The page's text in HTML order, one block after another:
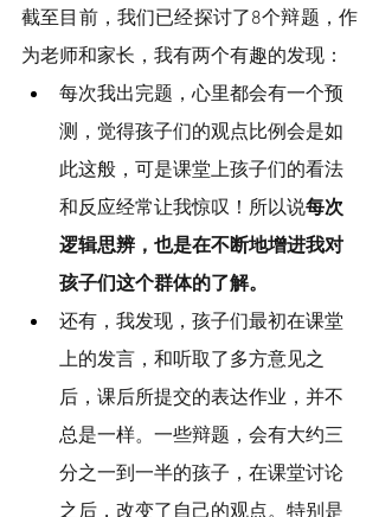
截至目前，我们已经探讨了8个辩题，作
为老师和家长，我有两个有趣的发现：
每次我出完题，心里都会有一个预
测，觉得孩子们的观点比例会是如
此这般，可是课堂上孩子们的看法
和反应经常让我惊叹！所以说每次
逻辑思辨，也是在不断地增进我对
孩子们这个群体的了解。
还有，我发现，孩子们最初在课堂
上的发言，和听取了多方意见之
后，课后所提交的表达作业，并不
总是一样。一些辩题，会有大约三
分之一到一半的孩子，在课堂讨论
之后，改变了自己的观点。特别是